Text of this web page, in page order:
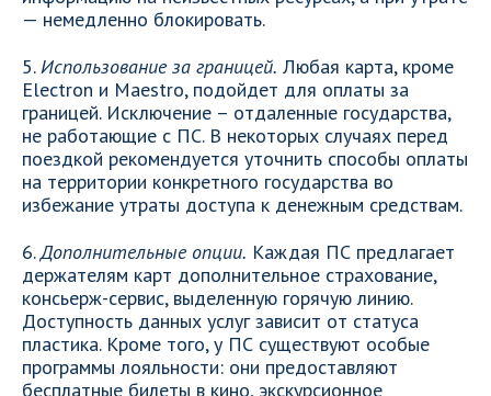
— немедленно блокировать.
5.Использование за границей. Любая карта, кроме
Electron и Maestro, подойдет для оплаты за
границей. Исключение – отдаленные государства,
не работающие с ПС. В некоторых случаях перед
поездкой рекомендуется уточнить способы оплаты
на территории конкретного государства во
избежание утраты доступа к денежным средствам.
6.Дополнительные опции. Каждая ПС предлагает
держателям карт дополнительное страхование,
консьерж-сервис, выделенную горячую линию.
Доступность данных услуг зависит от статуса
пластика. Кроме того, у ПС существуют особые
программы лояльности: они предоставляют
бесплатные билеты в кино, экскурсионное